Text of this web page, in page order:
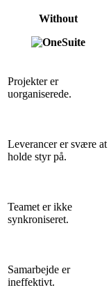
Without
Projekter er
uorganiserede.
Leverancer er svære at
holde styr på.
Teamet er ikke
synkroniseret.
Samarbejde er
ineffektivt.